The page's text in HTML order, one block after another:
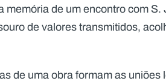
memória de um encontro com
de valores transmitidos,
de uma obra formam as